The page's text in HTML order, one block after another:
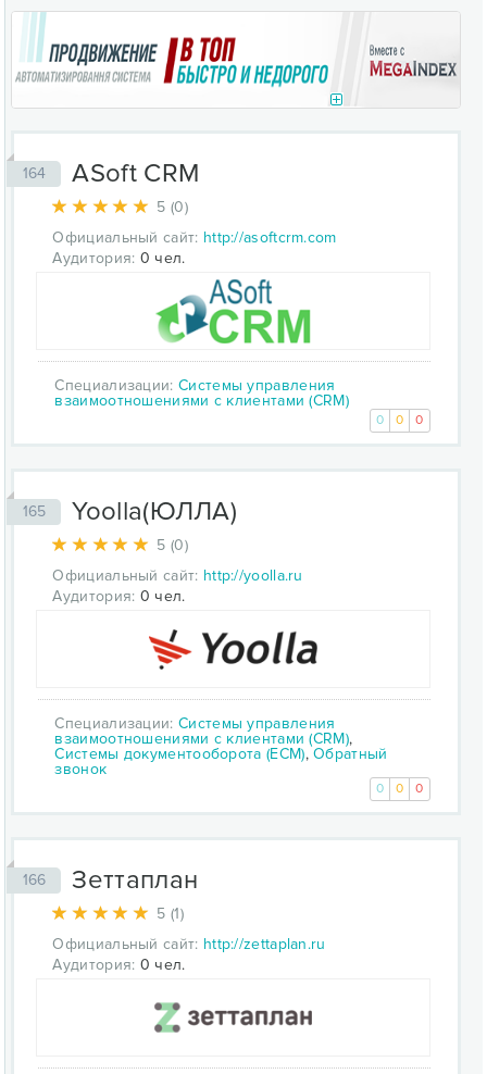
164 ASoft CRM
5 (0)
Официальный сайт: http://asoftcrm.com
Аудитория: 0 чел.
Специализации: Системы управления
взаимоотношениями с клиентами (CRM)
0 0 0
165 Yoolla(ЮЛЛА)
5 (0)
Официальный сайт: http://yoolla.ru
Аудитория: 0 чел.
Специализации: Системы управления
взаимоотношениями с клиентами (CRM),
Системы документооборота (ECM),Обратный
звонок
0 0 0
166 Зеттаплан
5 (1)
Официальный сайт: http://zettaplan.ru
Аудитория: 0 чел.